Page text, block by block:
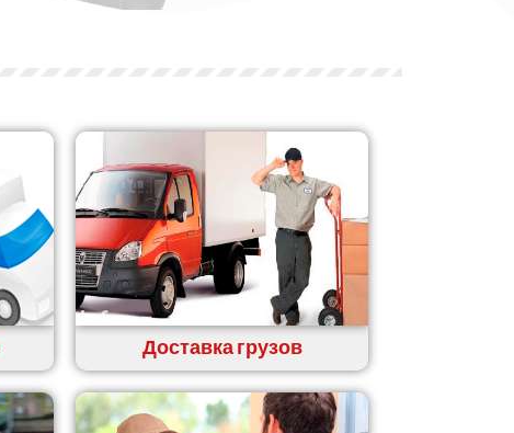
Доставка грузов